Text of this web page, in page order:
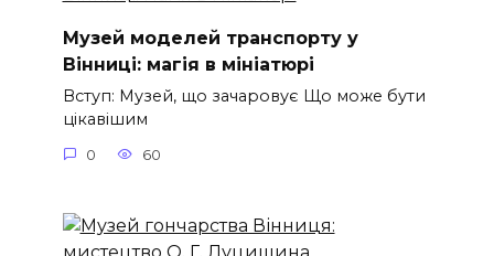
Музей моделей транспорту у
Вінниці: магія в мініатюрі
Вступ: Музей, що зачаровує Що може бути
цікавішим
0 60